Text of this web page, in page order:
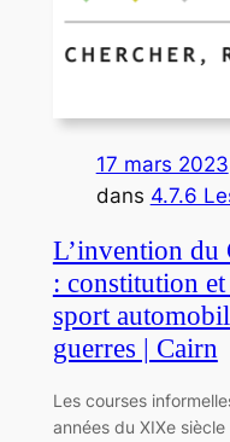
17 mars 2023
dans 4.7.6
L’invention
: constitution
sport
guerres | Cairn
Les courses
années du XIXe